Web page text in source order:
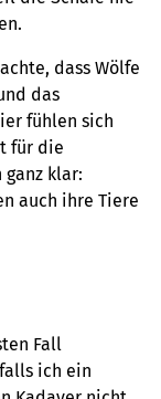
dass Wölfe
das
fühlen sich
für die
ganz klar:
auch ihre Tiere
Fall
ich ein